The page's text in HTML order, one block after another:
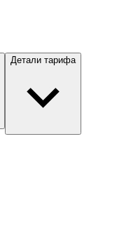
Детали тарифа